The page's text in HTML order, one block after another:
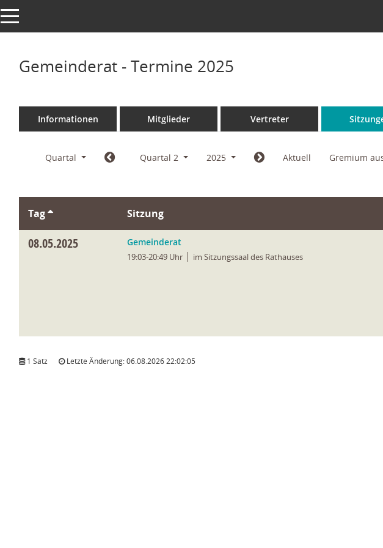
Toggle navigation
Gemeinderat - Termine 2025
Informationen Mitglieder Vertreter
Quartal Quartal 2 2025 Aktuell Gremium
Tag Sitzung
08.05.2025 Gemeinderat
19:03-20:49 Uhr im Sitzungssaal des Rathauses
1 Satz Letzte Änderung: 06.08.2026 22:02:05